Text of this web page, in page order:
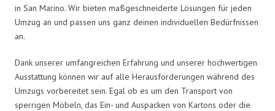
in San Marino. Wir bieten maßgeschneiderte Lösungen für jeden
Umzug an und passen uns ganz deinen individuellen Bedürfnissen
an.
Dank unserer umfangreichen Erfahrung und unserer hochwertigen
Ausstattung können wir auf alle Herausforderungen während des
Umzugs vorbereitet sein. Egal ob es um den Transport von
sperrigen Möbeln, das Ein- und Auspacken von Kartons oder die